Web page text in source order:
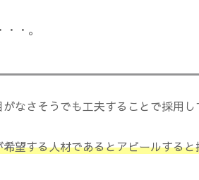
・。
なさそうでも工夫することで採用し
望する人材であるとアピールすると